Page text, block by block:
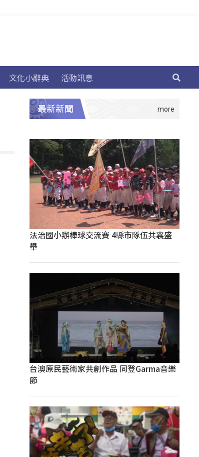
文化小辭典 活動訊息
最新新聞
法治國小辦棒球交流賽 4縣市隊伍共襄盛
舉
台澳原民藝術家共創作品 同登Garma音樂
節